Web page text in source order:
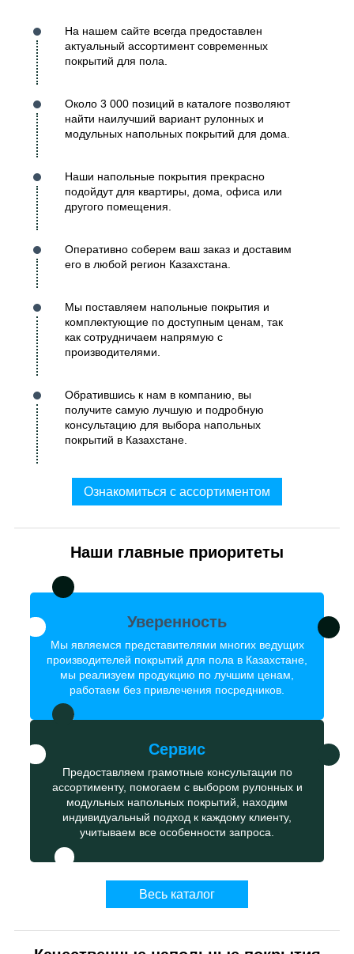
На нашем сайте всегда предоставлен
актуальный ассортимент современных
покрытий для пола.
Около 3 000 позиций в каталоге позволяют
найти наилучший вариант рулонных и
модульных напольных покрытий для дома.
Наши напольные покрытия прекрасно
подойдут для квартиры, дома, офиса или
другого помещения.
Оперативно соберем ваш заказ и доставим
его в любой регион Казахстана.
Мы поставляем напольные покрытия и
комплектующие по доступным ценам, так
как сотрудничаем напрямую с
производителями.
Обратившись к нам в компанию, вы
получите самую лучшую и подробную
консультацию для выбора напольных
покрытий в Казахстане.
Ознакомиться с ассортиментом
Наши главные приоритеты
Уверенность
Мы являемся представителями многих ведущих
производителей покрытий для пола в Казахстане,
мы реализуем продукцию по лучшим ценам,
работаем без привлечения посредников.
Сервис
Предоставляем грамотные консультации по
ассортименту, помогаем с выбором рулонных и
модульных напольных покрытий, находим
индивидуальный подход к каждому клиенту,
учитываем все особенности запроса.
Весь каталог